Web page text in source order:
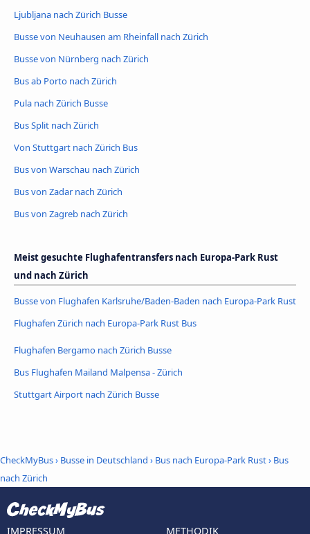
Ljubljana nach Zürich Busse
Busse von Neuhausen am Rheinfall nach Zürich
Busse von Nürnberg nach Zürich
Bus ab Porto nach Zürich
Pula nach Zürich Busse
Bus Split nach Zürich
Von Stuttgart nach Zürich Bus
Bus von Warschau nach Zürich
Bus von Zadar nach Zürich
Bus von Zagreb nach Zürich
Meist gesuchte Flughafentransfers nach Europa-Park Rust
und nach Zürich
Busse von Flughafen Karlsruhe/Baden-Baden nach Europa-Park Rust
Flughafen Zürich nach Europa-Park Rust Bus
Flughafen Bergamo nach Zürich Busse
Bus Flughafen Mailand Malpensa - Zürich
Stuttgart Airport nach Zürich Busse
CheckMyBus› Busse in Deutschland › Bus nach Europa-Park Rust› Bus
nach Zürich
IMPRESSUM METHODIK